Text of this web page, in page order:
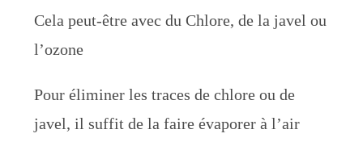
Cela peut-être avec du Chlore, de la javel ou
l’ozone
Pour éliminer les traces de chlore ou de
javel, il suffit de la faire évaporer à l’air